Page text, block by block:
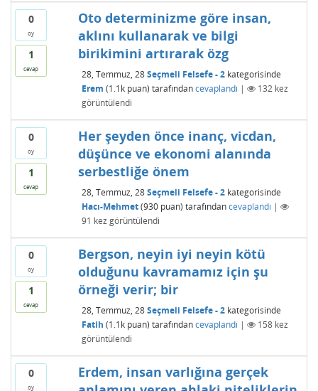
0
oy
1
cevap
Oto determinizme göre insan,
aklını kullanarak ve bilgi
birikimini artırarak özg
28, Temmuz, 28 Seçmeli Felsefe - 2kategorisinde
Erem (1.1kpuan) tarafından cevaplandı | 132kez
görüntülendi
0
oy
1
cevap
Her şeyden önce inanç, vicdan,
düşünce ve ekonomi alanında
serbestliğe önem
28, Temmuz, 28 Seçmeli Felsefe - 2kategorisinde
Hacı-Mehmet (930puan) tarafından cevaplandı |
91 kez görüntülendi
0
oy
1
cevap
Bergson, neyin iyi neyin kötü
olduğunu kavramamız için şu
örneği verir; bir
28, Temmuz, 28 Seçmeli Felsefe - 2kategorisinde
Fatih (1.1kpuan) tarafından cevaplandı | 158kez
görüntülendi
0
oy
Erdem, insan varlığına gerçek